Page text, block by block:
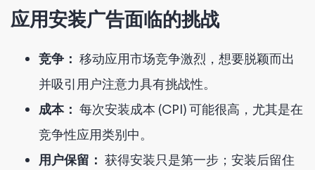
应用安装广告面临的挑战
竞争： 移动应用市场竞争激烈，想要脱颖而出
并吸引用户注意力具有挑战性。
成本： 每次安装成本 (CPI) 可能很高，尤其是在
竞争性应用类别中。
用户保留： 获得安装只是第一步；安装后留住